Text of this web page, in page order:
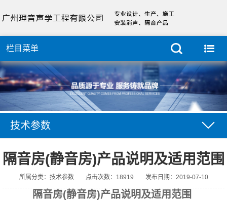
栏目菜单
技术参数
隔音房(静音房)产品说明及适用范围
所属分类：技术参数 点击次数：18919 发布日期：2019-07-10
隔音房(静音房)产品说明及适用范围